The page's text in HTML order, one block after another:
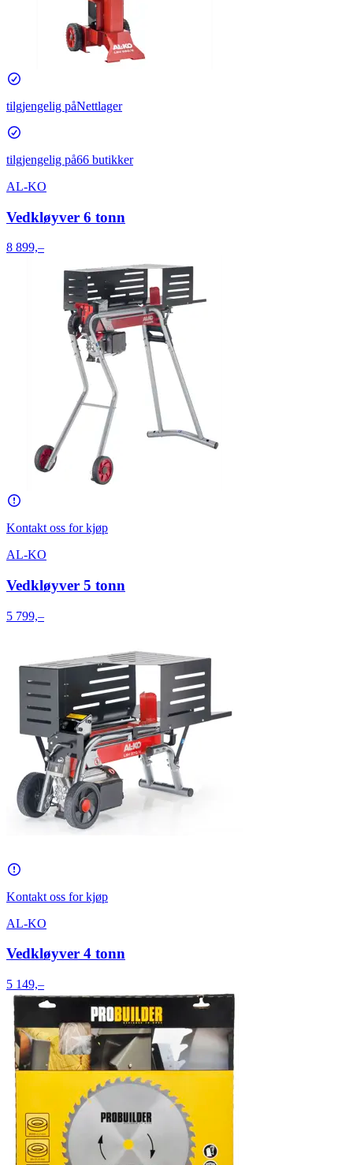
tilgjengelig påNettlager
tilgjengelig på66 butikker
AL-KO
Vedkløyver 6 tonn
8 899,–
Kontakt oss for kjøp
AL-KO
Vedkløyver 5 tonn
5 799,–
Kontakt oss for kjøp
AL-KO
Vedkløyver 4 tonn
5 149,–